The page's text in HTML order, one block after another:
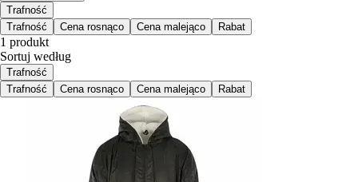
Trafność
Trafność
Cena rosnąco Cena malejąco Rabat
1 produkt
Sortuj według
Trafność
Trafność
Cena rosnąco Cena malejąco Rabat